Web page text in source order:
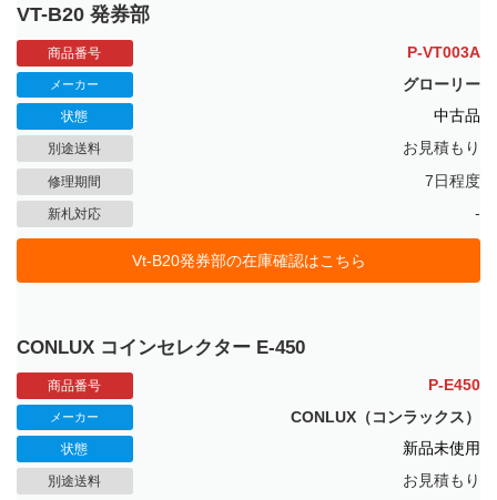
VT-B20 発券部
商品番号 P-VT003A
メーカー グローリー
状態 中古品
別途送料 お見積もり
修理期間 7日程度
新札対応 -
Vt-B20発券部の在庫確認はこちら
CONLUX コインセレクター E-450
商品番号 P-E450
メーカー CONLUX（コンラックス）
状態 新品未使用
別途送料 お見積もり